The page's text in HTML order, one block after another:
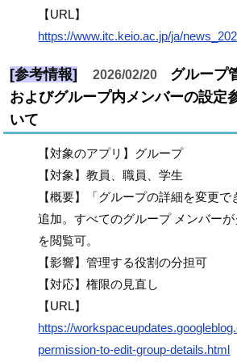
【URL】
https://www.itc.keio.ac.jp/ja/
[参考情報] 2026/02/20
グループ
およびグループ内メンバーの設定
いて
【対象のアプリ】グループ
【対象】教員、職員、学生
【概要】「グループの詳細を変更
追加。すべてのグループ メンバー
を閲覧可。
【影響】管理する役割の分担可
【対応】権限の見直し
【URL】
https://
permission-to-edit-group-details.html